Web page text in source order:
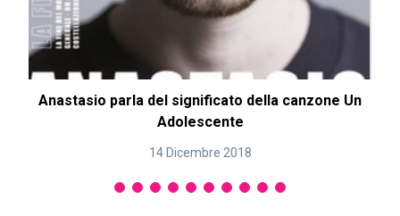
Anastasio parla del significato della canzone Un
Adolescente
14 Dicembre 2018